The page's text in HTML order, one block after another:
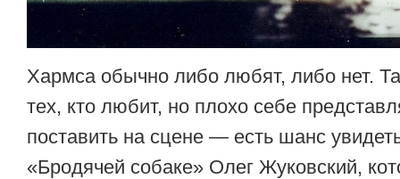
Хармса обычно либо любят, либо нет.
тех, кто любит, но плохо себе
поставить на сцене — есть шанс
«Бродячей собаке» Олег Жуковский,